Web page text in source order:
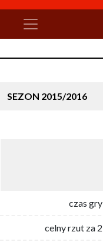
SEZON 2015/2016
czas gry
celny rzut za 2
czas gry
celny rzut za 2